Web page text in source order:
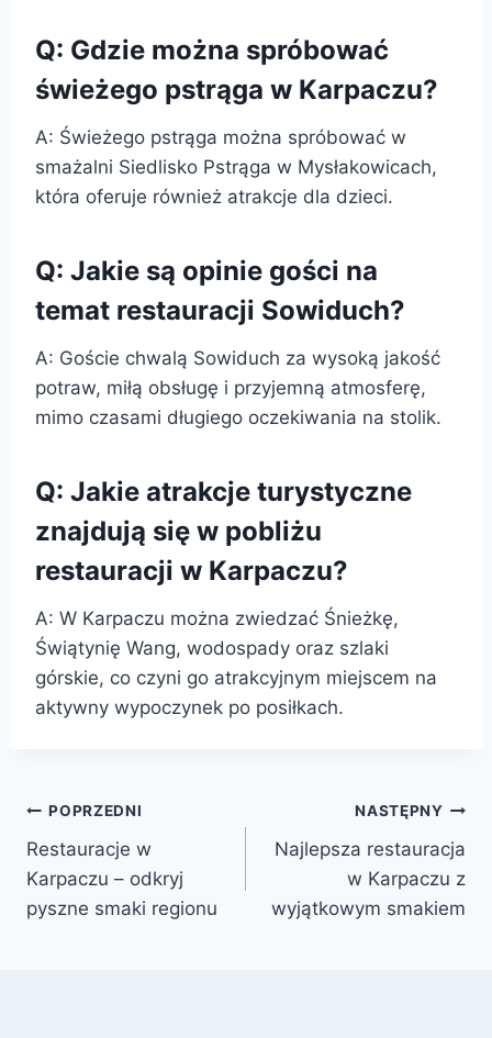
Q: Gdzie można spróbować
świeżego pstrąga w Karpaczu?
A: Świeżego pstrąga można spróbować w
smażalni Siedlisko Pstrąga w Mysłakowicach,
która oferuje również atrakcje dla dzieci.
Q: Jakie są opinie gości na
temat restauracji Sowiduch?
A: Goście chwalą Sowiduch za wysoką jakość
potraw, miłą obsługę i przyjemną atmosferę,
mimo czasami długiego oczekiwania na stolik.
Q: Jakie atrakcje turystyczne
znajdują się w pobliżu
restauracji w Karpaczu?
A: W Karpaczu można zwiedzać Śnieżkę,
Świątynię Wang, wodospady oraz szlaki
górskie, co czyni go atrakcyjnym miejscem na
aktywny wypoczynek po posiłkach.
Nawigacja
wpisu
POPRZEDNI
Restauracje w
Karpaczu – odkryj
pyszne smaki regionu
NASTĘPNY
Najlepsza restauracja
w Karpaczu z
wyjątkowym smakiem